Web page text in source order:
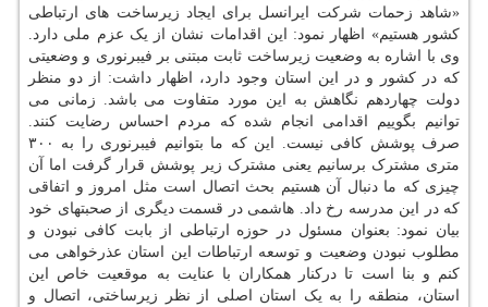
«شاهد زحمات شرکت ایرانسل برای ایجاد زیرساخت های ارتباطی
کشور هستیم» اظهار نمود: این اقدامات نشان از یک عزم ملی دارد.
وی با اشاره به وضعیت زیرساخت ثابت مبتنی بر فیبرنوری و وضعیتی
که در کشور و در این استان وجود دارد، اظهار داشت: از دو منظر
دولت چهاردهم نگاهش به این مورد متفاوت می باشد. زمانی می
توانیم بگوییم اقدامی انجام شده که مردم احساس رضایت کنند.
صرف پوشش کافی نیست. این که ما بتوانیم فیبرنوری را به ۳۰۰
متری مشترک برسانیم یعنی مشترک زیر پوشش قرار گرفت اما آن
چیزی که ما دنبال آن هستیم بحث اتصال است مثل امروز و اتفاقی
که در این مدرسه رخ داد. هاشمی در قسمت دیگری از صحبتهای خود
بیان نمود: بعنوان مسئول در حوزه ارتباطی از بابت کافی نبودن و
مطلوب نبودن وضعیت و توسعه ارتباطات این استان عذرخواهی می
کنم و بنا است تا درکنار همکاران با عنایت به موقعیت خاص این
استان، منطقه را به یک استان اصلی از نظر زیرساختی، اتصال و